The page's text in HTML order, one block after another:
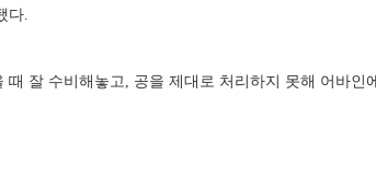
다.
잘 수비해놓고, 공을 제대로 처리하지 못해 어바